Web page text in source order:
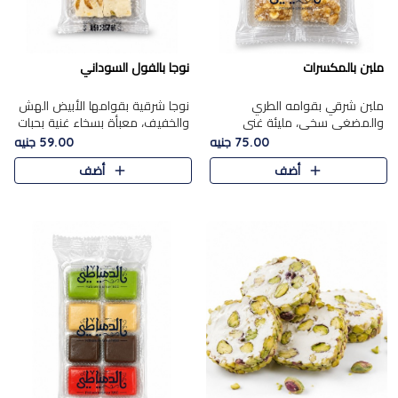
ملبن بالمكسرات
ملبن شرقي بقوامه الطري
والمضغي سخي، مليئة غني
بتشكيلة فاخرة من المكسرات
مشكلة المختارة التي تقدم تضيف
قرمشة مميزة مرضية ونكهة
75.00 جنيه
أضف
نوجا بالفول السوداني
نوجا شرقية بقوامها الأبيض الهش
والخفيف، معبأة بسخاء غنية بحبات
الفول السوداني المحمص التي
يقدم تضيف قرمشة مميزة مرضية
وتوازنًا رائعًا مع حلا..
59.00 جنيه
أضف